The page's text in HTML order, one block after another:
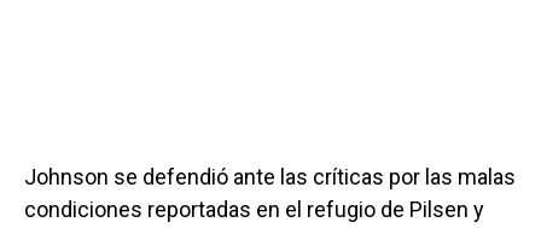
Johnson se defendió ante las críticas por las malas
condiciones reportadas en el refugio de Pilsen y